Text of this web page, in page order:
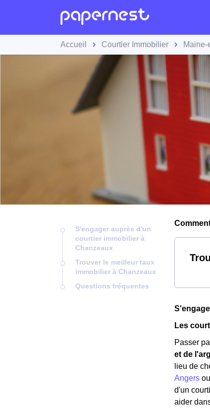
Accueil Courtier Immobilier Maine-
S'engager auprès d'un
courtier immobilier à
Chanzeaux
Trouver le meilleur taux
immobilier à Chanzeaux
Questions fréquentes
Les
Passer
et de
lieu de
Angers ou
d'un
aider